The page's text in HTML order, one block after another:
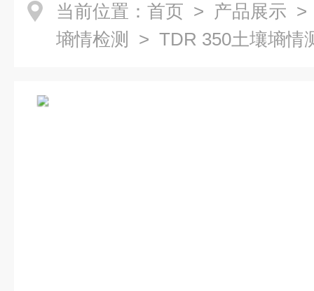
当前位置： 首页 > 产品展示
墒情检测
> TDR 350土壤墒情